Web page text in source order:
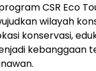
CSR Eco
wilayah
konservasi,
kebanggaan